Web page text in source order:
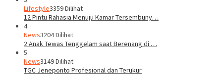
Lifestyle3359 Dilihat
12 Pintu Rahasia Menuju Kamar Tersembuny…
4
News3204 Dilihat
2 Anak Tewas Tenggelam saat Berenang di …
5
News3149 Dilihat
TGC Jeneponto Profesional dan Terukur